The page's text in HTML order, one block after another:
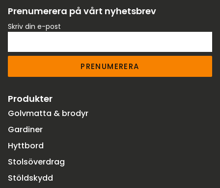
Prenumerera på vårt nyhetsbrev
Skriv din e-post
PRENUMERERA
Produkter
Golvmatta & brodyr
Gardiner
Hyttbord
Stolsöverdrag
Stöldskydd